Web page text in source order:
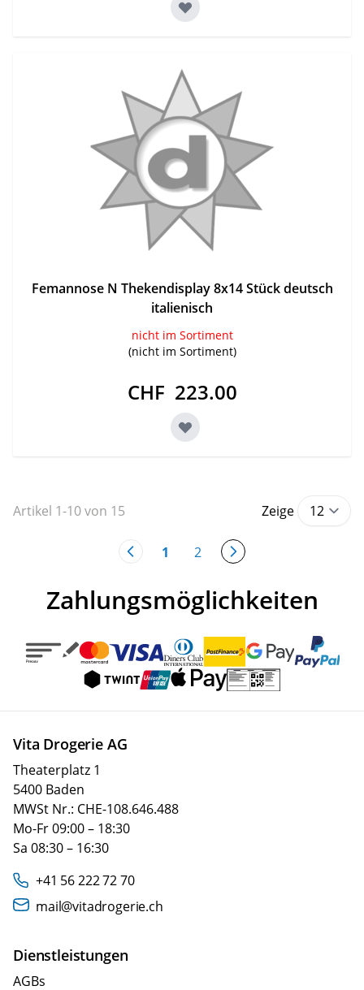
Femannose N Thekendisplay 8x14 Stück deutsch
italienisch
nicht im Sortiment
(nicht im Sortiment)
CHF 223.00
Artikel 1-10von 15
You're currently reading page
1 Seite
2
Zeige
Zahlungsmöglichkeiten
Vita Drogerie AG
Theaterplatz 1
5400 Baden
MWSt Nr.: CHE-108.646.488
Mo-Fr 09:00 – 18:30
Sa 08:30 – 16:30
+41 56 222 72 70
mail@vitadrogerie.ch
Dienstleistungen
AGBs